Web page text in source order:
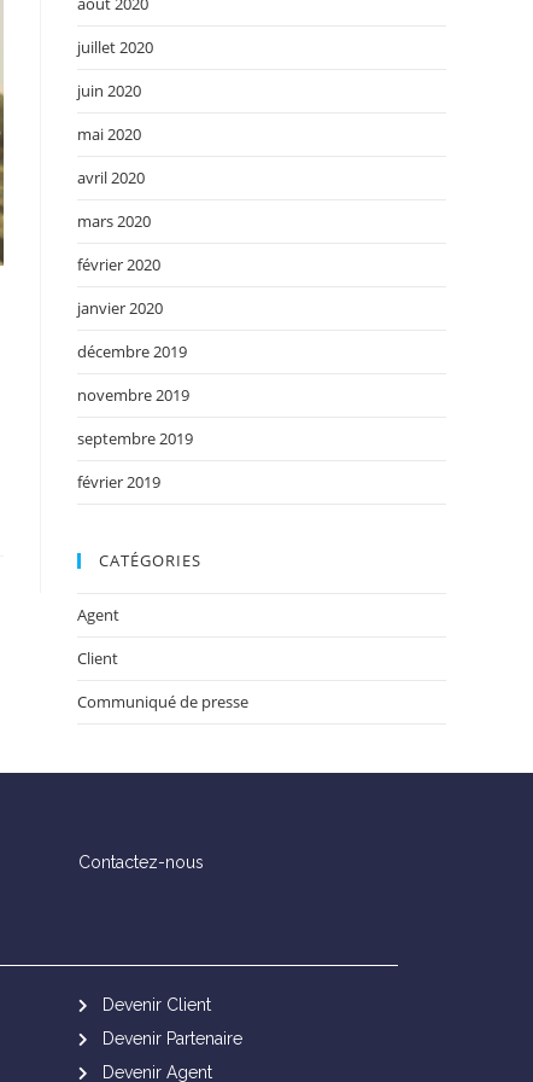
juillet 2020
juin 2020
mai 2020
avril 2020
mars 2020
février 2020
janvier 2020
décembre 2019
novembre 2019
septembre 2019
février 2019
CATÉGORIES
Agent
Client
Communiqué de presse
Contactez-nous
Devenir Client
Devenir Partenaire
Devenir Agent